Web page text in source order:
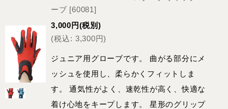
ーブ [60081]
3,000 円(税別)
(税込: 3,300円)
ジュニア用グローブです。 曲がる部分にメ
ッシュを使用し、柔らかくフィットしま
す。 通気性がよく、速乾性が高く、快適な
着け心地をキープします。 星形のグリップ